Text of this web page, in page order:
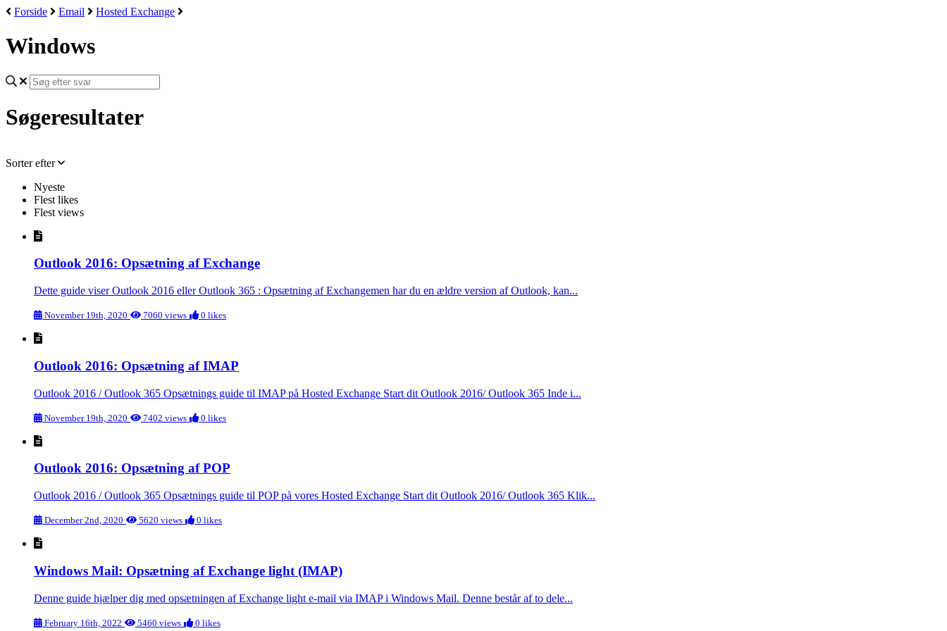
Forside Email Hosted Exchange
Windows
Søgeresultater
Sorter efter
Nyeste
Flest likes
Flest views
Outlook 2016: Opsætning af Exchange
Dette guide viser Outlook 2016 eller Outlook 365 : Opsætning af Exchangemen har du en ældre version af Outlook, kan...
November 19th, 2020 7060 views 0 likes
Outlook 2016: Opsætning af IMAP
Outlook 2016 / Outlook 365 Opsætnings guide til IMAP på Hosted Exchange Start dit Outlook 2016/ Outlook 365 Inde i...
November 19th, 2020 7402 views 0 likes
Outlook 2016: Opsætning af POP
Outlook 2016 / Outlook 365 Opsætnings guide til POP på vores Hosted Exchange Start dit Outlook 2016/ Outlook 365 Klik...
December 2nd, 2020 5620 views 0 likes
Windows Mail: Opsætning af Exchange light (IMAP)
Denne guide hjælper dig med opsætningen af Exchange light e-mail via IMAP i Windows Mail. Denne består af to dele...
February 16th, 2022 5460 views 0 likes